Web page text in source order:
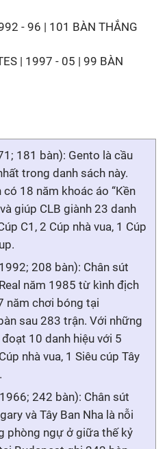
- 96 | 101 BÀN THẮNG
| 1997 - 05 | 99 BÀN
181 bàn): Gento là cầu
trong danh sách này.
18 năm khoác áo “Kền
giúp CLB giành 23 danh
C1, 2 Cúp nhà vua, 1 Cúp
208 bàn): Chân sút
năm 1985 từ kình địch
năm chơi bóng tại
sau 283 trận. Với những
10 danh hiệu với 5
nhà vua, 1 Siêu cúp Tây
242 bàn): Chân sút
và Tây Ban Nha là nỗi
phòng ngự ở giữa thế kỷ